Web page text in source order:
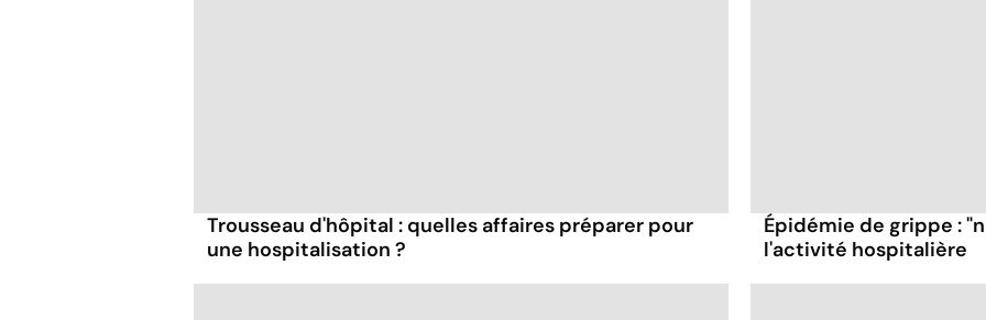
Trousseau d'hôpital : quelles affaires préparer pour
une hospitalisation ?
Épidémie de grippe :
l'activité hospitalière